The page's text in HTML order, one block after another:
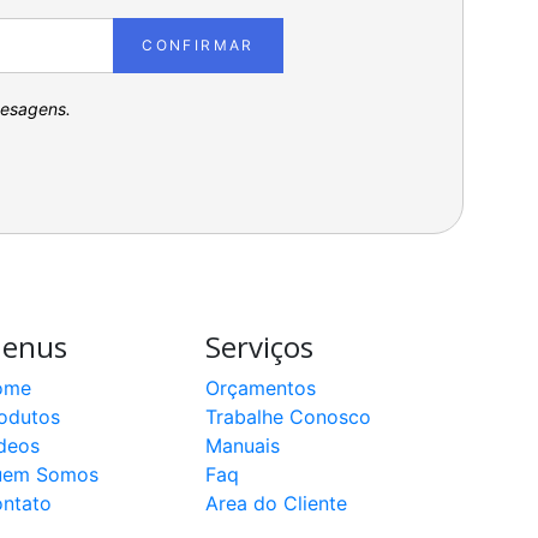
CONFIRMAR
Somos
Serviços
Orçamentos
Trabalhe Conosco
Manuais
Faq
Area do Cliente